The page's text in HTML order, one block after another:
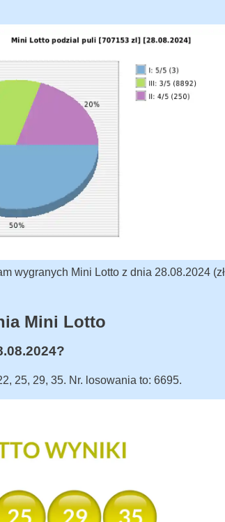
wygranych Mini Lotto z dnia 28.08.2024
Mini Lotto
25, 29, 35. Nr. losowania to: 6695.